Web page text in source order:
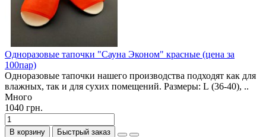
Одноразовые тапочки "Сауна Эконом" красные (цена за
100пар)
Одноразовые тапочки нашего производства подходят как для
влажных, так и для сухих помещений. Размеры: L (36-40), ..
Много
1040 грн.
В корзину Быстрый заказ